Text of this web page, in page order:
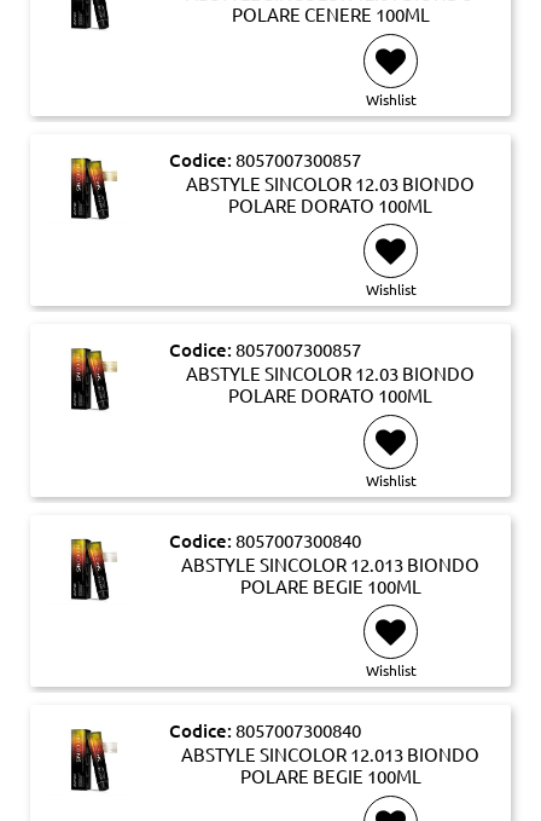
POLARE CENERE 100ML
Wishlist
Codice: 8057007300857
ABSTYLE SINCOLOR 12.03 BIONDO
POLARE DORATO 100ML
Wishlist
Codice: 8057007300857
ABSTYLE SINCOLOR 12.03 BIONDO
POLARE DORATO 100ML
Wishlist
Codice: 8057007300840
ABSTYLE SINCOLOR 12.013 BIONDO
POLARE BEGIE 100ML
Wishlist
Codice: 8057007300840
ABSTYLE SINCOLOR 12.013 BIONDO
POLARE BEGIE 100ML